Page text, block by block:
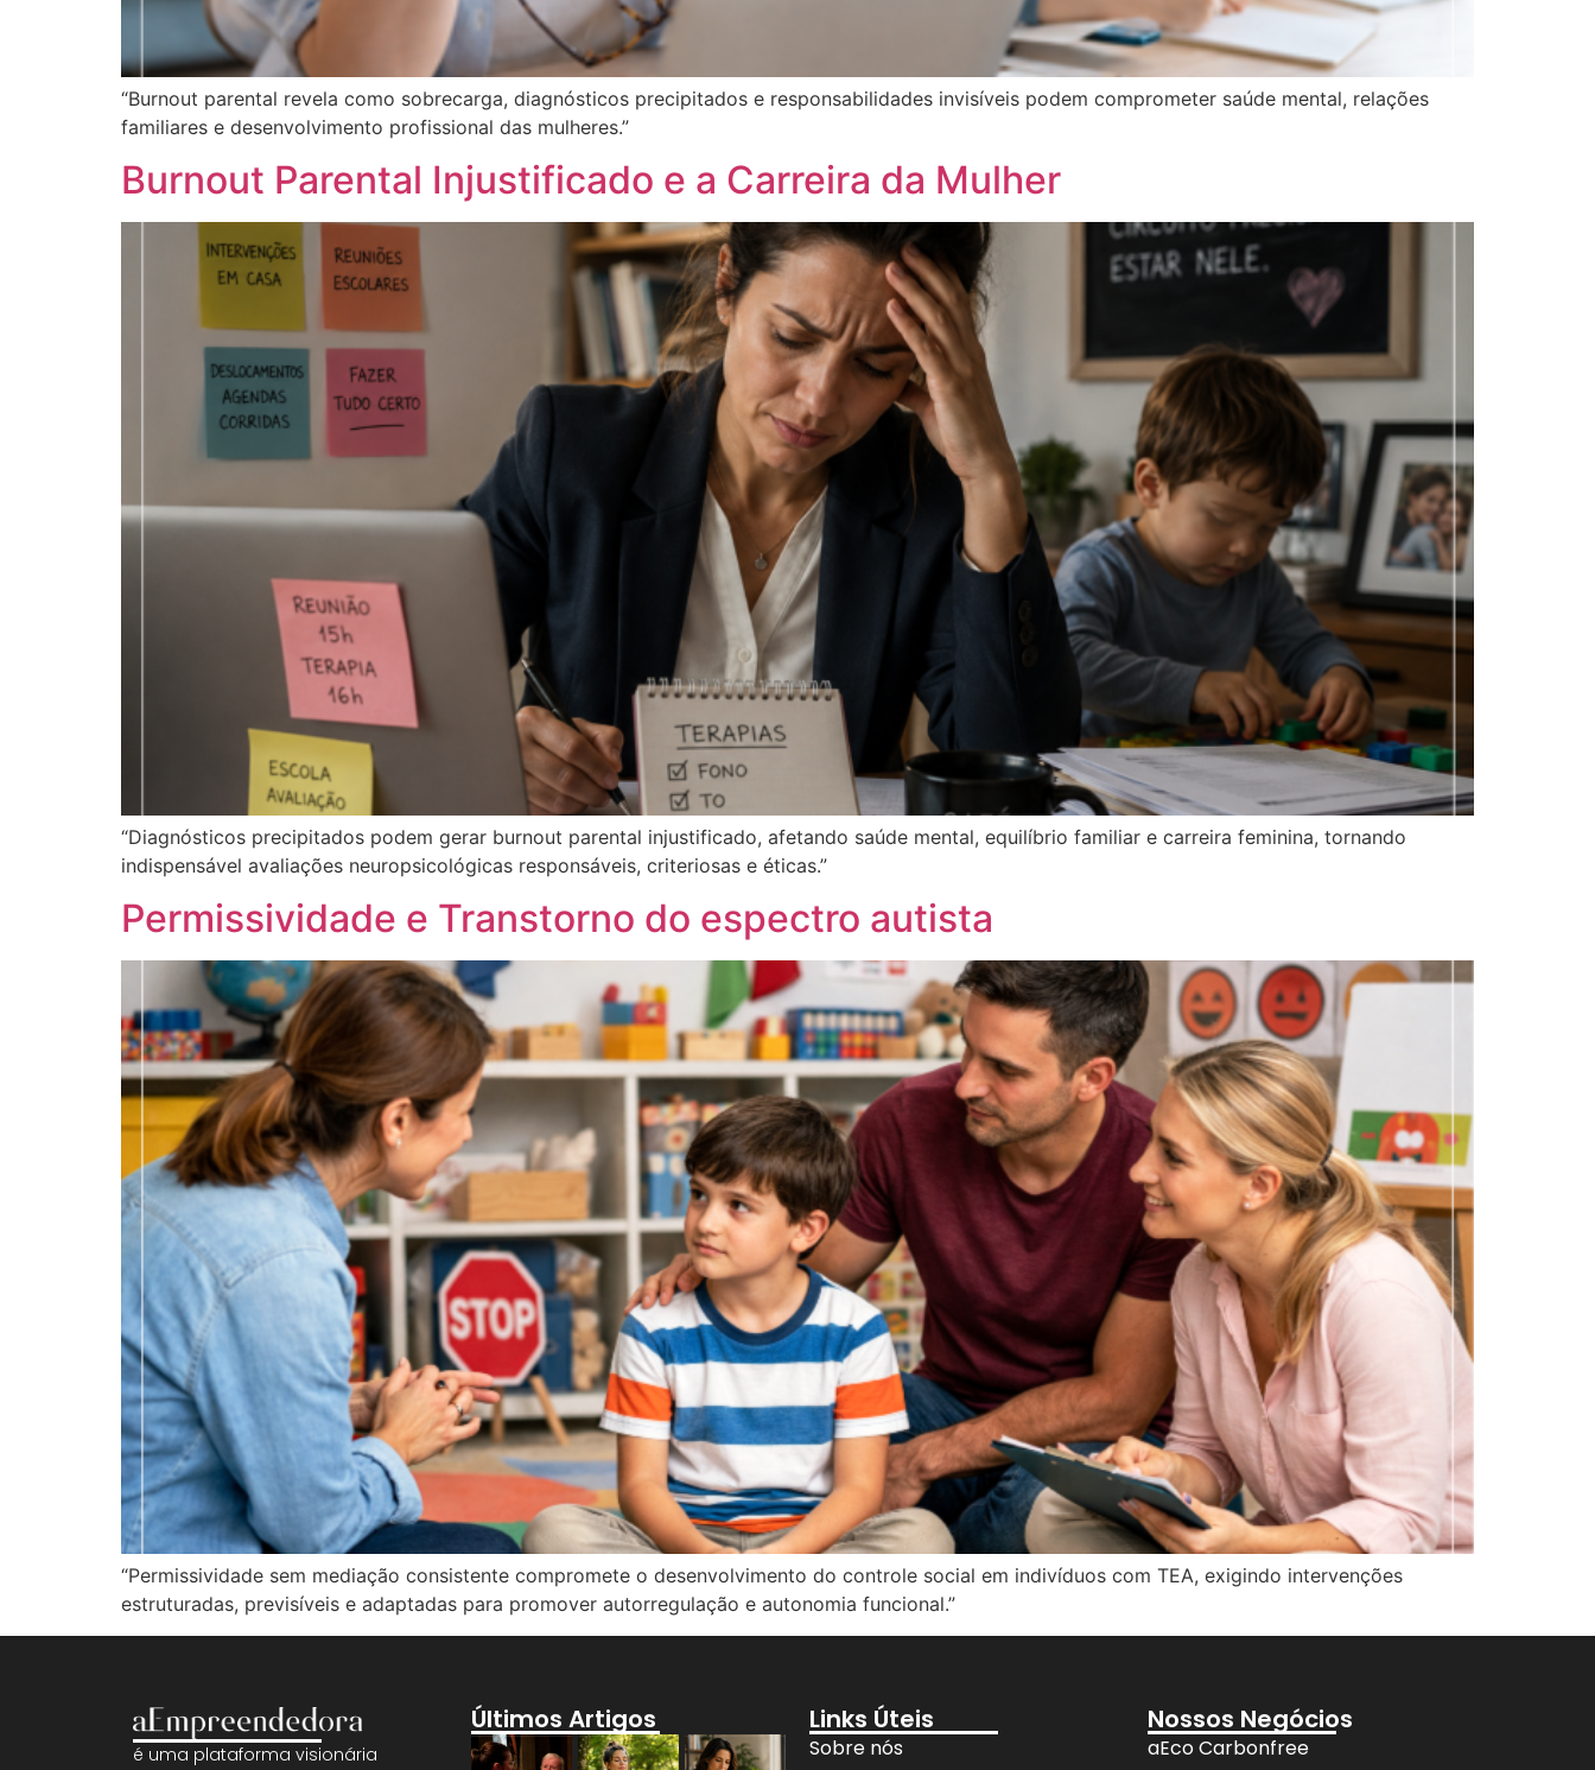
“Burnout parental revela como sobrecarga, diagnósticos precipitados e responsabilidades invisíveis podem comprometer saúde mental, relações
familiares e desenvolvimento profissional das mulheres.”
Burnout Parental Injustificado e a Carreira da Mulher
“Diagnósticos precipitados podem gerar burnout parental injustificado, afetando saúde mental, equilíbrio familiar e carreira feminina, tornando
indispensável avaliações neuropsicológicas responsáveis, criteriosas e éticas.”
Permissividade e Transtorno do espectro autista
“Permissividade sem mediação consistente compromete o desenvolvimento do controle social em indivíduos com TEA, exigindo intervenções
estruturadas, previsíveis e adaptadas para promover autorregulação e autonomia funcional.”
é uma plataforma visionária
Últimos Artigos Links Úteis
Sobre nós
Nossos Negócios
aEco Carbonfree